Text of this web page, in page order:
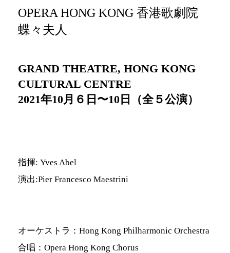
OPERA HONG KONG 香港歌劇院
蝶々夫人
GRAND THEATRE, HONG KONG
CULTURAL CENTRE
2021年10月６日〜10日（全５公演）
指揮: Yves Abel
演出:Pier Francesco Maestrini
オーケストラ：Hong Kong Philharmonic Orchestra
合唱：Opera Hong Kong Chorus